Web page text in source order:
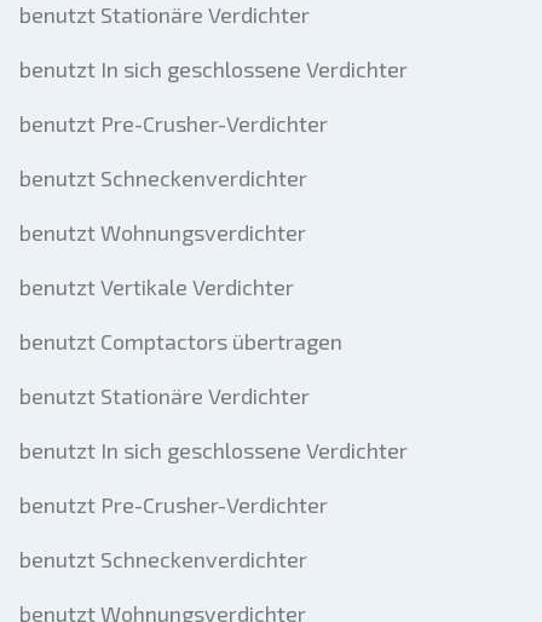
benutzt Stationäre Verdichter
benutzt In sich geschlossene Verdichter
benutzt Pre-Crusher-Verdichter
benutzt Schneckenverdichter
benutzt Wohnungsverdichter
benutzt Vertikale Verdichter
benutzt Comptactors übertragen
benutzt Stationäre Verdichter
benutzt In sich geschlossene Verdichter
benutzt Pre-Crusher-Verdichter
benutzt Schneckenverdichter
benutzt Wohnungsverdichter